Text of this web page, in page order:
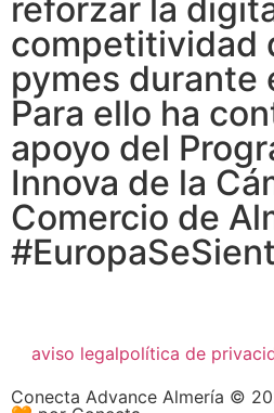
reforzar la
competitividad
pymes durante
Para ello ha
apoyo del
Innova de la
Comercio de
aviso legalpolítica de
Conecta Advance Almería ©